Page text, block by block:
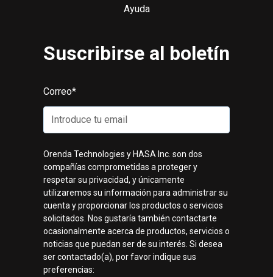
Ayuda
Suscribirse al boletín
Correo*
Orenda Technologies y HASA Inc. son dos
compañías comprometidas a proteger y
respetar su privacidad, y únicamente
utilizaremos su información para administrar su
cuenta y proporcionar los productos o servicios
solicitados. Nos gustaría también contactarte
ocasionalmente acerca de productos, servicios o
noticias que puedan ser de su interés. Si desea
ser contactado(a), por favor indique sus
preferencias: